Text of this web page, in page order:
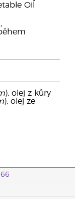
Oil
), olej z kůry
), olej ze